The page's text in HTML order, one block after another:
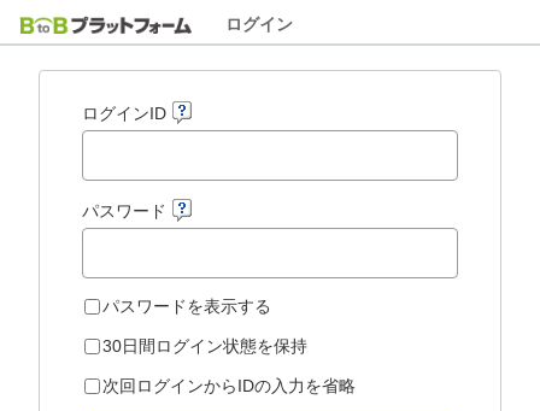
ログイン
ログインID
パスワード
パスワードを表示する
30日間ログイン状態を保持
次回ログインからIDの入力を省略